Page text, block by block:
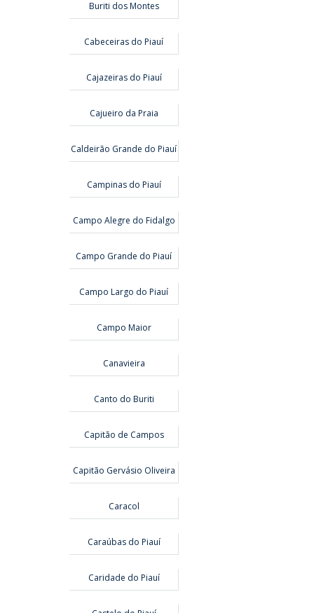
Buriti dos Montes
Cabeceiras do Piauí
Cajazeiras do Piauí
Cajueiro da Praia
Caldeirão Grande do Piauí
Campinas do Piauí
Campo Alegre do Fidalgo
Campo Grande do Piauí
Campo Largo do Piauí
Campo Maior
Canavieira
Canto do Buriti
Capitão de Campos
Capitão Gervásio Oliveira
Caracol
Caraúbas do Piauí
Caridade do Piauí